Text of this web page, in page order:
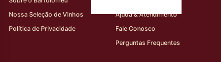
Nossa Seleção de Vinhos
Política de Privacidade
Ajuda & Atendimento
Fale Conosco
Perguntas Frequentes